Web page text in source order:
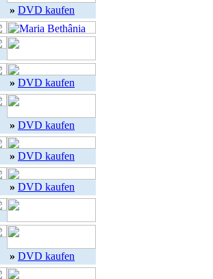
» DVD kaufen
» DVD kaufen
» DVD kaufen
» DVD kaufen
» DVD kaufen
» DVD kaufen